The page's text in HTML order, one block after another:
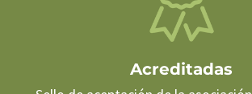
Acreditadas